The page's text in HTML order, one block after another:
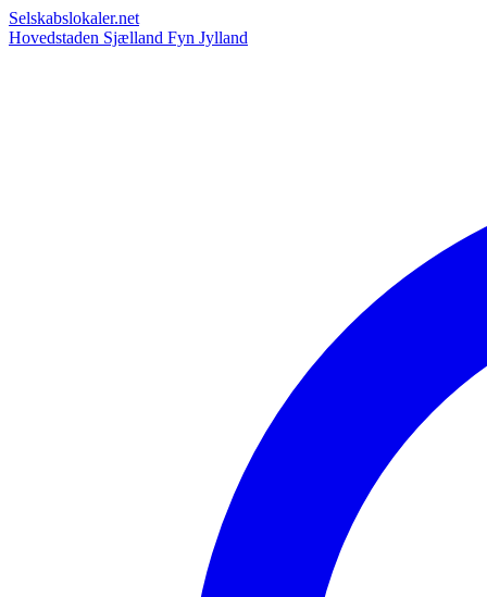
Selskabslokaler.net
Hovedstaden Sjælland Fyn Jylland